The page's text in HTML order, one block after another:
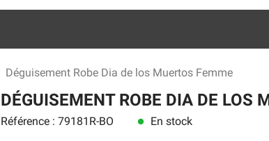
Déguisement Robe Dia de los Muertos Femme
DÉGUISEMENT ROBE DIA DE LOS
Référence : 79181R-BO lens En stock